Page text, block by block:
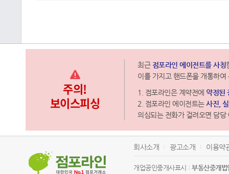
주의!
보이스피싱
최근 점포라인 에이전트를 사칭
이를 가지고 핸드폰을 개통하
1. 점포라인은 계약전에 약정된
2. 점포라인 에이전트는사진,
의심되는 전화가 걸려오면 담
회사소개 광고소개 이용약
개업공인중개사표시 : 부동산중개